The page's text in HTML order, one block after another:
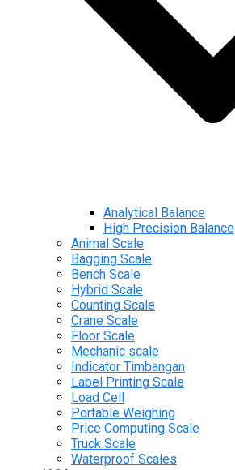
Analytical Balance
High Precision Balance
Animal Scale
Bagging Scale
Bench Scale
Hybrid Scale
Counting Scale
Crane Scale
Floor Scale
Mechanic scale
Indicator Timbangan
Label Printing Scale
Load Cell
Portable Weighing
Price Computing Scale
Truck Scale
Waterproof Scales